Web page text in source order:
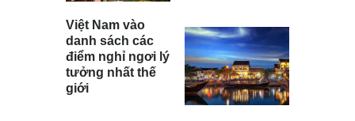
Việt Nam vào
danh sách các
điểm nghỉ ngơi lý
tưởng nhất thế
giới